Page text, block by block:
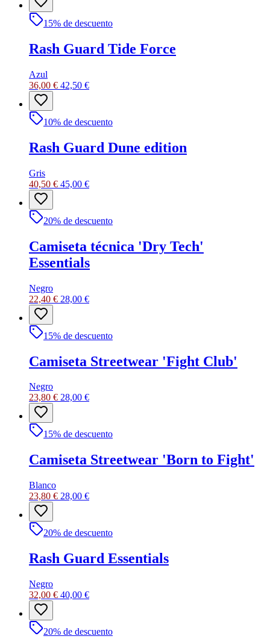
15% de descuento
Rash Guard Tide Force
Azul
36,00 € 42,50 €
10% de descuento
Rash Guard Dune edition
Gris
40,50 € 45,00 €
20% de descuento
Camiseta técnica 'Dry Tech'
Essentials
Negro
22,40 € 28,00 €
15% de descuento
Camiseta Streetwear 'Fight Club'
Negro
23,80 € 28,00 €
15% de descuento
Camiseta Streetwear 'Born to Fight'
Blanco
23,80 € 28,00 €
20% de descuento
Rash Guard Essentials
Negro
32,00 € 40,00 €
20% de descuento